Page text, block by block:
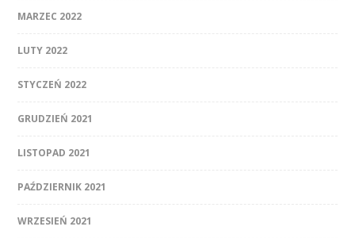
MARZEC 2022
LUTY 2022
STYCZEŃ 2022
GRUDZIEŃ 2021
LISTOPAD 2021
PAŹDZIERNIK 2021
WRZESIEŃ 2021